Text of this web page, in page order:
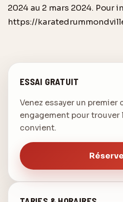
2024 au 2 mars 2024. Pour
https://
ESSAI GRATUIT
Venez essayer un premier
engagement pour trouver
convient.